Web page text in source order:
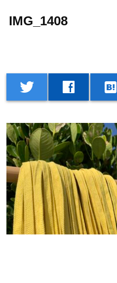
IMG_1408
twitter facebook hatenabookmark